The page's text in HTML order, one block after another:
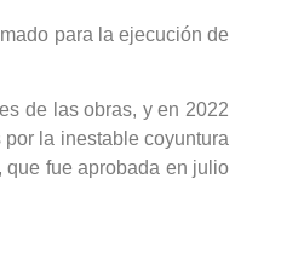
para la ejecución de
de las obras, y en 2022
la inestable coyuntura
que fue aprobada en julio